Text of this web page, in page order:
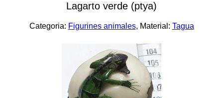
Lagarto verde (ptya)
Categoria: Figurines animales, Material: Tagua